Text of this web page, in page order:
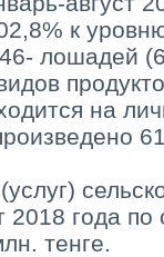
к
лошадей
на
2018 года
тенге.